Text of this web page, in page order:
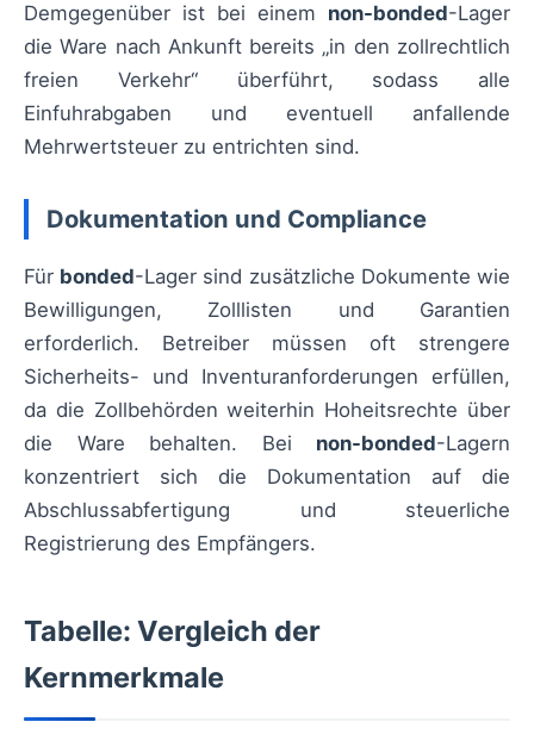
Demgegenüber ist bei einem non-bonded-Lager
die Ware nach Ankunft bereits „in den zollrechtlich
freien Verkehr“ überführt, sodass alle
Einfuhrabgaben und eventuell anfallende
Mehrwertsteuer zu entrichten sind.
Dokumentation und Compliance
Für bonded-Lager sind zusätzliche Dokumente wie
Bewilligungen, Zolllisten und Garantien
erforderlich. Betreiber müssen oft strengere
Sicherheits- und Inventuranforderungen erfüllen,
da die Zollbehörden weiterhin Hoheitsrechte über
die Ware behalten. Bei non-bonded-Lagern
konzentriert sich die Dokumentation auf die
Abschlussabfertigung und steuerliche
Registrierung des Empfängers.
Tabelle: Vergleich der
Kernmerkmale